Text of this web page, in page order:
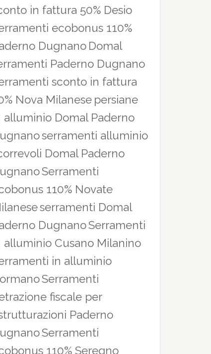
in fattura 50% Desio
ecobonus 110%
Dugnano Domal
Paderno Dugnano
sconto in fattura
Nova Milanese persiane
alluminio Domal Paderno
serramenti alluminio
Domal Paderno
Serramenti
110% Novate
serramenti Domal
DugnanoSerramenti
alluminio Cusano Milanino
in alluminio
Serramenti
fiscale per
Paderno
Serramenti
110% Seregno